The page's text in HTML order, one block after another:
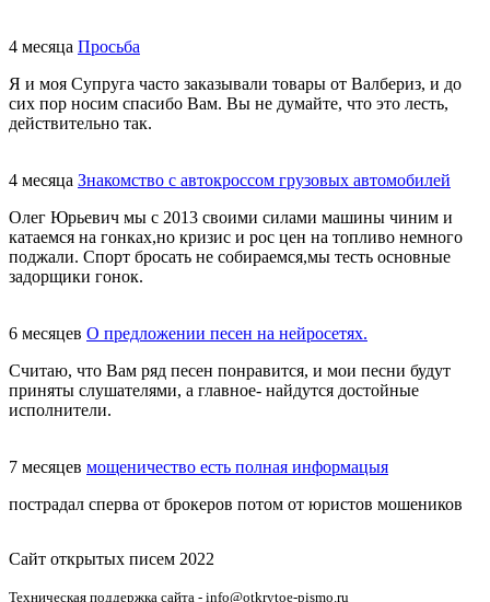
4 месяца Просьба
Я и моя Супруга часто заказывали товары от Валбериз, и до
сих пор носим спасибо Вам. Вы не думайте, что это лесть,
действительно так.
4 месяца Знакомство с автокроссом грузовых автомобилей
Олег Юрьевич мы с 2013 своими силами машины чиним и
катаемся на гонках,но кризис и рос цен на топливо немного
поджали. Спорт бросать не собираемся,мы тесть основные
задорщики гонок.
6 месяцев О предложении песен на нейросетях.
Считаю, что Вам ряд песен понравится, и мои песни будут
приняты слушателями, а главное- найдутся достойные
исполнители.
7 месяцев мощеничество есть полная информацыя
пострадал сперва от брокеров потом от юристов мошеников
Сайт открытых писем 2022
Техническая поддержка сайта - info@otkrytoe-pismo.ru